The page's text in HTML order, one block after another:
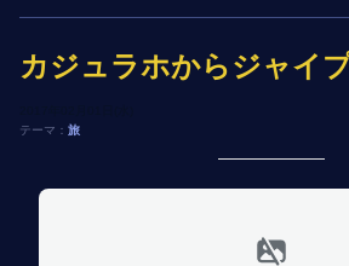
カジュラホからジャイプ
テーマ： 旅